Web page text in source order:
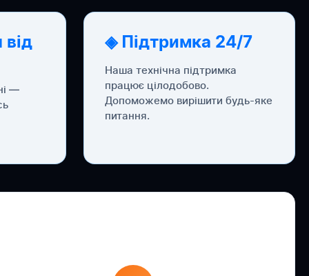
—
◈ Підтримка 24/7
Наша технічна підтримка
працює цілодобово.
Допоможемо вирішити будь-яке
питання.